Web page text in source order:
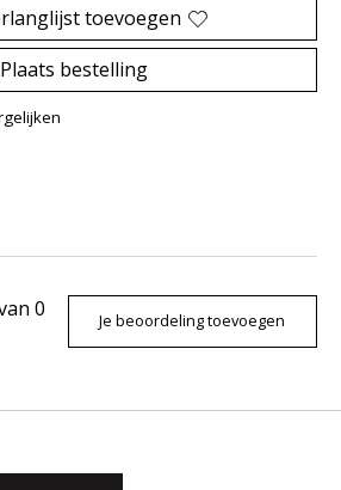
toevoegen
Plaats bestelling
0
Je beoordeling toevoegen